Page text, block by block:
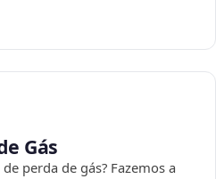
Gás
perda de gás? Fazemos a